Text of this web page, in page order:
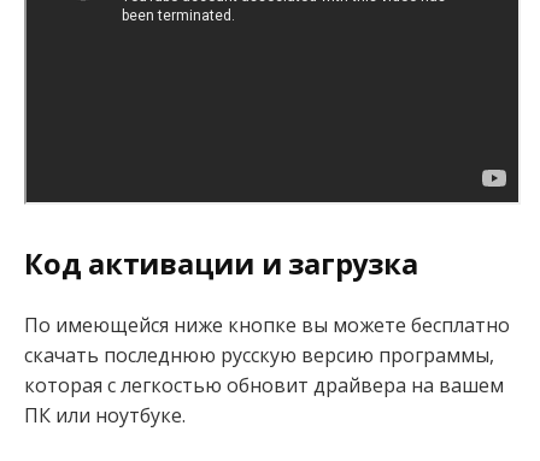
Код активации и загрузка
По имеющейся ниже кнопке вы можете бесплатно
скачать последнюю русскую версию программы,
которая с легкостью обновит драйвера на вашем
ПК или ноутбуке.